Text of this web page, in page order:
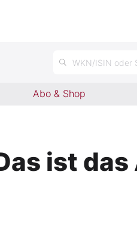
WKN/ISIN oder
Abo & Shop
ist